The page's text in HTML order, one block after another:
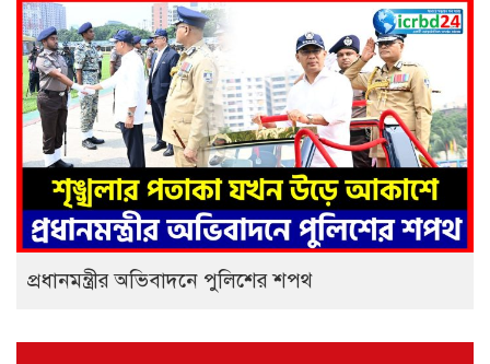
প্রধানমন্ত্রীর অভিবাদনে পুলিশের শপথ